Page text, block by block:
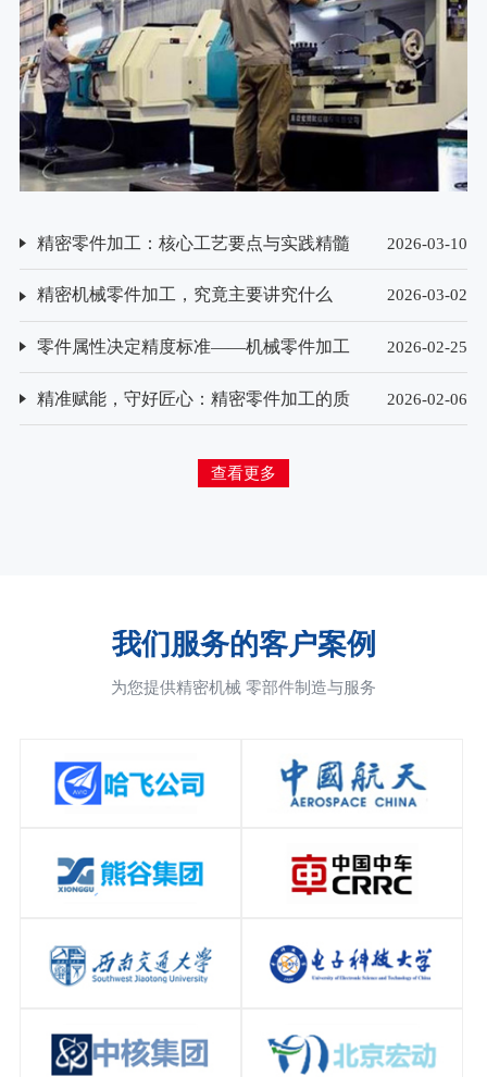
精密零件加工：核心工艺要点与实践精髓 2026-03-10
精密机械零件加工，究竟主要讲究什么 2026-03-02
零件属性决定精度标准——机械零件加工
2026-02-25
精准赋能，守好匠心：精密零件加工的质
2026-02-06
查看更多
我们服务的客户案例
为您提供精密机械 零部件制造与服务